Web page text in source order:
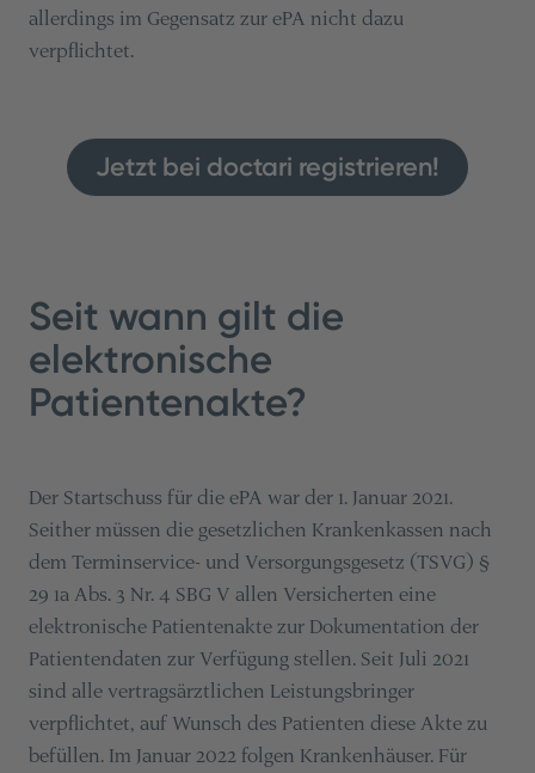
allerdings im Gegensatz zur ePA nicht dazu
verpflichtet.
Jetzt bei doctari registrieren!
Seit wann gilt die
elektronische
Patientenakte?
Der Startschuss für die ePA war der 1. Januar 2021.
Seither müssen die gesetzlichen Krankenkassen nach
dem Terminservice- und Versorgungsgesetz (TSVG) §
29 1a Abs. 3 Nr. 4 SBG V allen Versicherten eine
elektronische Patientenakte zur Dokumentation der
Patientendaten zur Verfügung stellen. Seit Juli 2021
sind alle vertragsärztlichen Leistungsbringer
verpflichtet, auf Wunsch des Patienten diese Akte zu
befüllen. Im Januar 2022 folgen Krankenhäuser. Für